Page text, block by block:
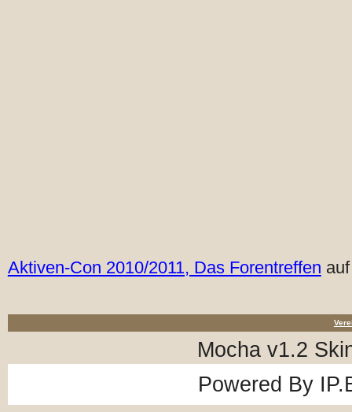
Aktiven-Con 2010/2011, Das Forentreffen
Mocha v1.2
Powered By